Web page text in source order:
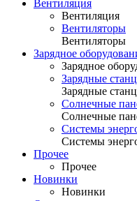
Вентиляция
Вентиляция
Вентиляторы
Вентиляторы
Зарядное
Зарядное
Зарядные
Зарядные
Солнечные
Солнечные
Системы
Системы
Прочее
Прочее
Новинки
Новинки